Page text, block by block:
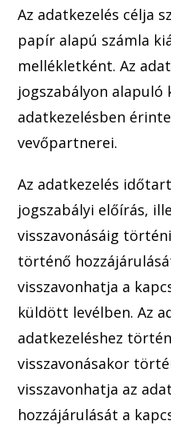
Az adatkezelés célja
papír alapú számla
mellékletként. Az
jogszabályon alapuló
adatkezelésben
vevőpartnerei.
Az adatkezelés
jogszabályi előírás,
visszavonásáig
történő
visszavonhatja a
küldött levélben. Az
adatkezeléshez
visszavonásakor
visszavonhatja az
hozzájárulását a